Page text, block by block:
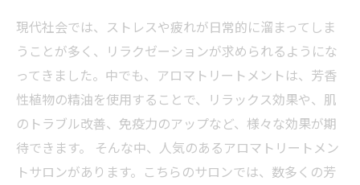
現代社会では、ストレスや疲れが日常的に溜まってしま
うことが多く、リラクゼーションが求められるようにな
ってきました。中でも、アロマトリートメントは、芳香
性植物の精油を使用することで、リラックス効果や、肌
のトラブル改善、免疫力のアップなど、様々な効果が期
待できます。 そんな中、人気のあるアロマトリートメン
トサロンがあります。こちらのサロンでは、数多くの芳